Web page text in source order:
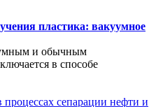
пластика: вакуумное
и обычным
в способе